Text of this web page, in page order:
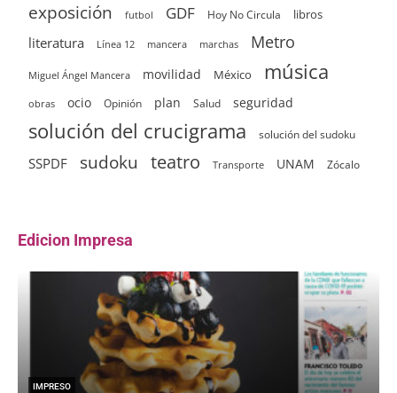
exposición futbol GDF Hoy No Circula libros
literatura Línea 12 mancera marchas Metro
Miguel Ángel Mancera movilidad México música
obras ocio Opinión plan Salud seguridad
solución del crucigrama solución del sudoku
SSPDF sudoku teatro Transporte UNAM Zócalo
Edicion Impresa
IMPRESO